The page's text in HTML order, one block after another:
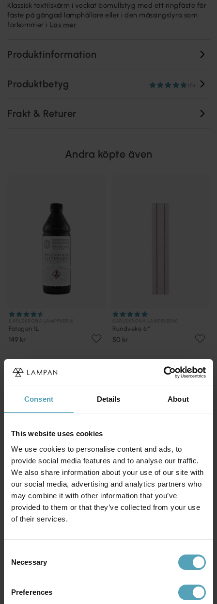
Consent Details About
This website uses cookies
We use cookies to personalise content and ads, to
provide social media features and to analyse our traffic.
We also share information about your use of our site with
our social media, advertising and analytics partners who
may combine it with other information that you’ve
provided to them or that they’ve collected from your use
of their services.
Selection
Necessary
Preferences
Klassisk textilskärm i veckat bomullstyg med ett ringfäste för
fäste på gängad lamphållare eller i den mässingslyra som
förkommer i Läs mer
Produktinformation
Produktbetyg (5)
Frakt & Returer
Andra köpte även
Fotogen 1L
149 kr
Rundveke 6'''
50 kr
KARLSKRONA LAMPFABRIK
Rundveke 10'''
KARLSKRONA LAMPFABRIK